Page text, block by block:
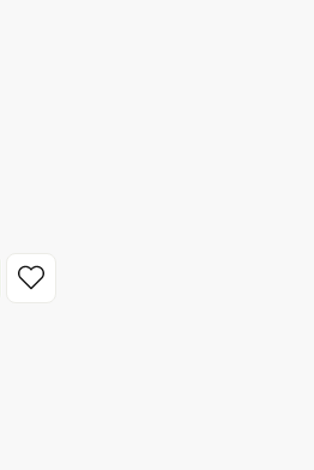
ein oder benutze die